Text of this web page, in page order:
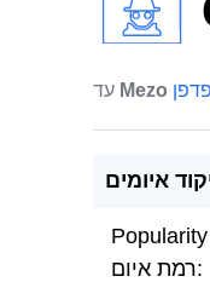
Mezo
איומים
רמת איום: